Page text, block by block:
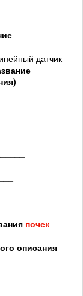
датчик
почек
описания